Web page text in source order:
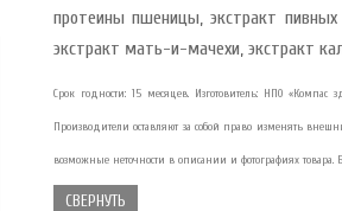
Мармелад-суфле с
горьком шокола..
протеины пшеницы, экстракт
экстракт мать-и-мачехи, экстракт
Срок годности: 15 месяцев. Изготовитель: НПО «Компас
Производители оставляют за собой право изменять
возможные неточности в описании и фотографиях
СВЕРНУТЬ